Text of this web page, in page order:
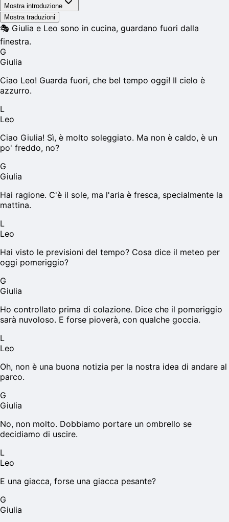
Mostra introduzione
Mostra traduzioni
🎭 Giulia e Leo sono in cucina, guardano fuori dalla
finestra.
G
Giulia
Ciao Leo! Guarda fuori, che bel tempo oggi! Il cielo è
azzurro.
L
Leo
Ciao Giulia! Sì, è molto soleggiato. Ma non è caldo, è un
po' freddo, no?
G
Giulia
Hai ragione. C'è il sole, ma l'aria è fresca, specialmente la
mattina.
L
Leo
Hai visto le previsioni del tempo? Cosa dice il meteo per
oggi pomeriggio?
G
Giulia
Ho controllato prima di colazione. Dice che il pomeriggio
sarà nuvoloso. E forse pioverà, con qualche goccia.
L
Leo
Oh, non è una buona notizia per la nostra idea di andare al
parco.
G
Giulia
No, non molto. Dobbiamo portare un ombrello se
decidiamo di uscire.
L
Leo
E una giacca, forse una giacca pesante?
G
Giulia